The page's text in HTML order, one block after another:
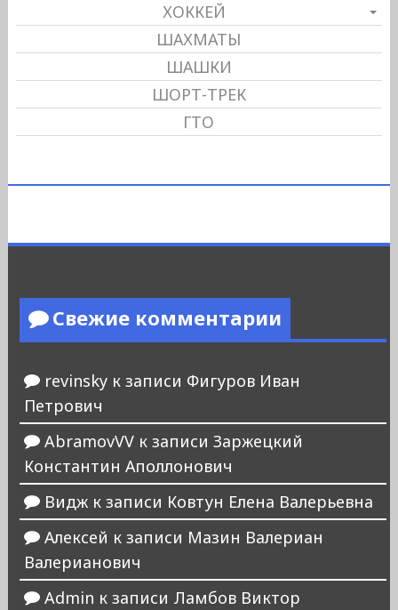
ХОККЕЙ
ШАХМАТЫ
ШАШКИ
ШОРТ-ТРЕК
ГТО
Свежие комментарии
revinskyк записи Фигуров Иван
Петрович
AbramovVVк записи Заржецкий
Константин Аполлонович
Виджк записи Ковтун Елена Валерьевна
Алексей к записи Мазин Валериан
Валерианович
Admin к записи Ламбов Виктор